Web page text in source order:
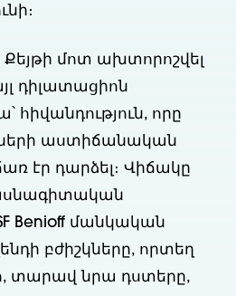
մոտ ախտորոշվել
դիլատացիոն
հիվանդություն, որը
աստիճանական
էր դարձել։ Վիճակը
Benioff մանկական
բժիշկները, որտեղ
տարավ նրա դստերը,